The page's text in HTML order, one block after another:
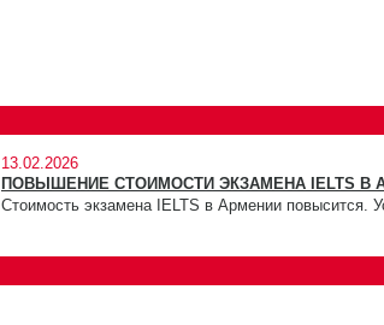
13.02.2026
ПОВЫШЕНИЕ СТОИМОСТИ ЭКЗАМЕНА IELTS В
Стоимость экзамена IELTS в Армении повысится.